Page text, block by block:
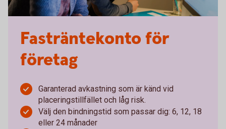
Fasträntekonto för
företag
Garanterad avkastning som är känd vid
placeringstillfället och låg risk.
Välj den bindningstid som passar dig: 6, 12, 18
eller 24 månader